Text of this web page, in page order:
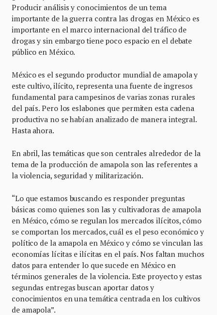
Producir análisis y conocimientos de un tema
importante de la guerra contra las drogas en México es
importante en el marco internacional del tráfico de
drogas y sin embargo tiene poco espacio en el debate
público en México.
México es el segundo productor mundial de amapola y
este cultivo, ilícito, representa una fuente de ingresos
fundamental para campesinos de varias zonas rurales
del país. Pero los eslabones que permiten esta cadena
productiva no se habían analizado de manera integral.
Hasta ahora.
En abril, las temáticas que son centrales alrededor de la
tema de la producción de amapola son las referentes a
la violencia, seguridad y militarización.
“Lo que estamos buscando es responder preguntas
básicas como quienes son las y cultivadoras de amapola
en México, cómo se regulan los mercados ilícitos, cómo
se comportan los mercados, cuál es el peso económico y
político de la amapola en México y cómo se vinculan las
economías lícitas e ilícitas en el país. Nos faltan muchos
datos para entender lo que sucede en México en
términos generales de la violencia. Este proyecto y estas
segundas entregas buscan aportar datos y
conocimientos en una temática centrada en los cultivos
de amapola”.